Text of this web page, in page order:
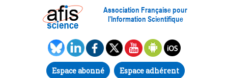
Association Française pour
l’Information Scientifique
Espace abonné Espace adhérent